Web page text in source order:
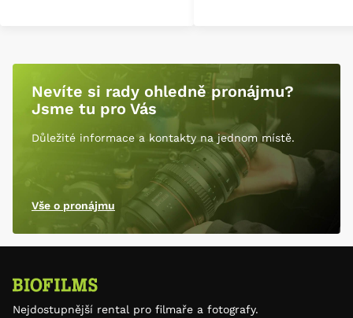
Nevíte si rady ohledně pronájmu?
Jsme tu pro Vás
Důležité informace a kontakty na jednom místě.
Vše o pronájmu
Nejdostupnější rental pro filmaře a fotografy.